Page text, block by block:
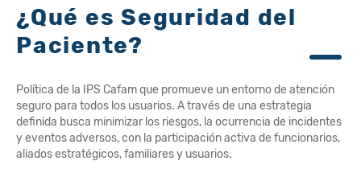
¿Qué es Seguridad del
Paciente?
Política de la IPS Cafam que promueve un entorno de atención
seguro para todos los usuarios. A través de una estrategia
definida busca minimizar los riesgos, la ocurrencia de incidentes
y eventos adversos, con la participación activa de funcionarios,
aliados estratégicos, familiares y usuarios.